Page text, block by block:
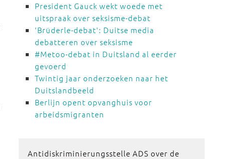
President Gauck wekt woede met
uitspraak over seksisme-debat
'Brüderle-debat': Duitse media
debatteren over seksisme
#Metoo-debat in Duitsland al eerder
gevoerd
Twintig jaar onderzoeken naar het
Duitslandbeeld
Berlijn opent opvanghuis voor
arbeidsmigranten
Antidiskriminierungsstelle ADS over de